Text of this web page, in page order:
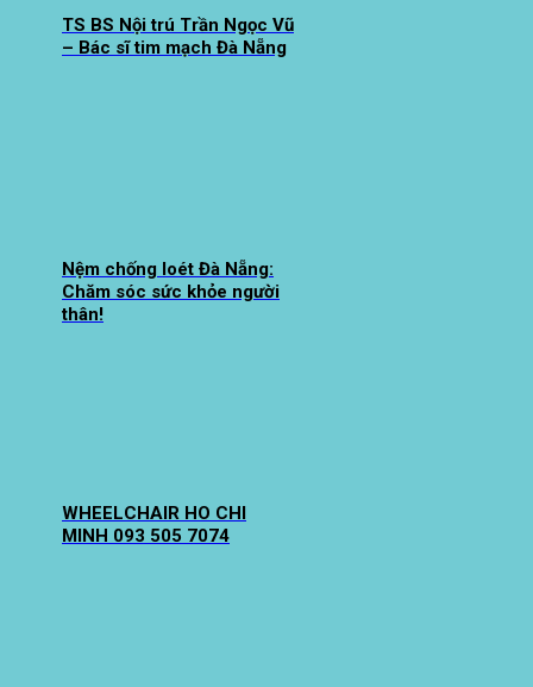
TS BS Nội trú Trần Ngọc Vũ
– Bác sĩ tim mạch Đà Nẵng
Nệm chống loét Đà Nẵng:
Chăm sóc sức khỏe người
thân!
WHEELCHAIR HO CHI
MINH 093 505 7074